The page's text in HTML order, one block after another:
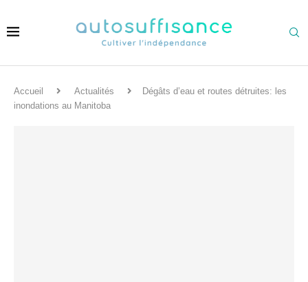
Accueil Actualités
Dégâts d’eau et routes détruites: les
inondations au Manitoba